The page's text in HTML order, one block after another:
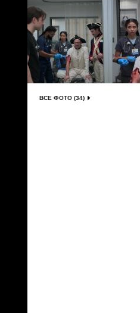
ВСЕ ФОТО (34)